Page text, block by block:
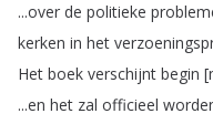
...over de politieke
kerken in het
Het boek verschijnt begin [
...en het zal officieel